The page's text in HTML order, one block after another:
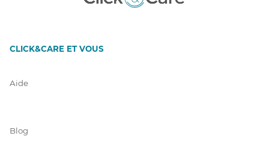
CLICK&CARE ET VOUS
Aide
Blog